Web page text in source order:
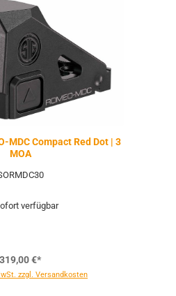
MDC Compact Red Dot | 3
MOA
verfügbar
319,00 €*
zzgl. Versandkosten